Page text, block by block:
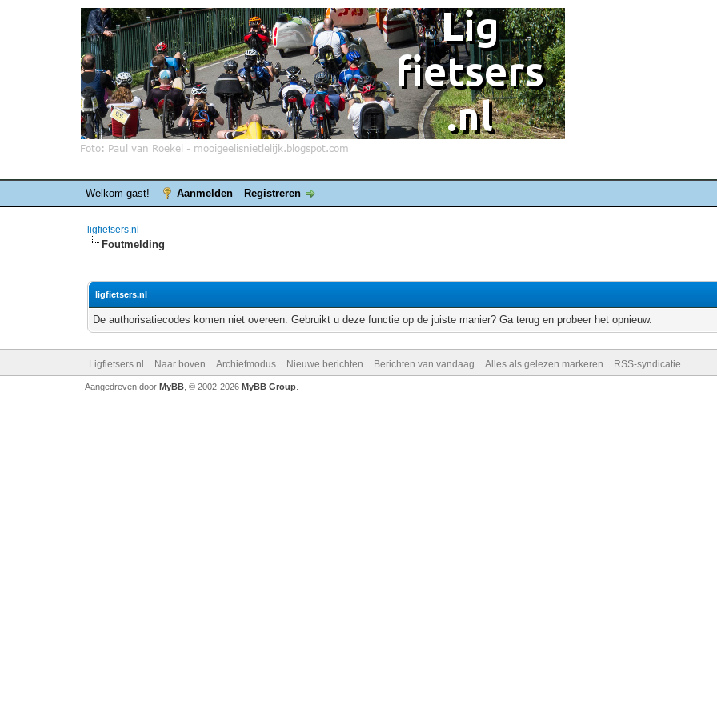
Welkom gast! Aanmelden Registreren
ligfietsers.nl
Foutmelding
ligfietsers.nl
De authorisatiecodes komen niet overeen. Gebruikt u deze functie op de juiste manier? Ga terug en probeer het opnieuw.
Ligfietsers.nl Naar boven Archiefmodus Nieuwe berichten Berichten van vandaag Alles als gelezen markeren RSS-syndicatie
Aangedreven door MyBB, © 2002-2026 MyBB Group.